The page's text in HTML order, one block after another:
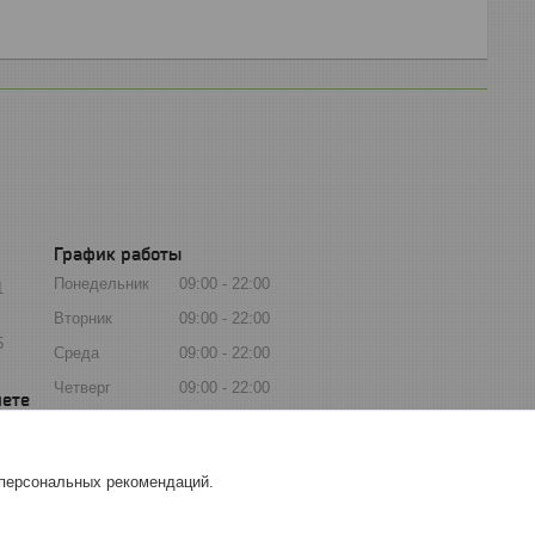
График работы
Понедельник 09:00
22:00
Вторник
09:00
22:00
Среда
09:00
22:00
Четверг
09:00
22:00
Воскресенье
09:00
рекомендаций.